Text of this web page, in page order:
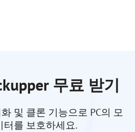
무료 받기
및 클론 기능으로 PC의 모
터를 보호하세요.